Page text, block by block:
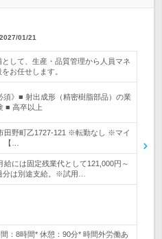
2027/01/21
して、生産・品質管理から人員マネ
お任せします。
須》■ 射出成形（精密樹脂部品）の業
■ 高卒以上
田野町乙1727-121 ※転勤なし ※マイ
【…
には固定残業代として121,000円～
分は別途支給。※試用…
：8時間* 休憩：90分* 時間外労働あ